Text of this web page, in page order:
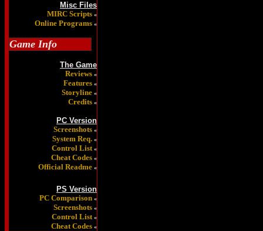
Misc Files
MIRC Scripts «
Online Programs «
Game Info
The Game
Reviews «
Features «
Storyline «
Credits «
PC Version
Screenshots «
System Req. «
Control List «
Cheat Codes «
Official Readme «
PS Version
PC Comparison «
Screenshots «
Control List «
Cheat Codes «